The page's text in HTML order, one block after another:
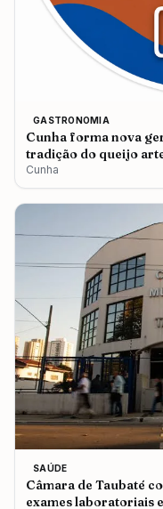
GASTRONOMIA
Cunha forma nova
tradição do queijo
Cunha
SAÚDE
Câmara de Taubaté
exames laboratoriais